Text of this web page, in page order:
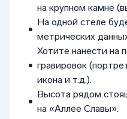
на крупном камне
На одной стеле
метрических
Хотите нанести на
гравировок
икона и т.д.).
Высота рядом
на «Аллее Славы».